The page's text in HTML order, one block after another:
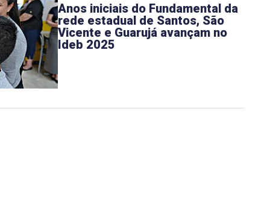
Anos iniciais do Fundamental da
rede estadual de Santos, São
Vicente e Guarujá avançam no
Ideb 2025